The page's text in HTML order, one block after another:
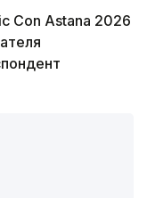
Con Astana 2026